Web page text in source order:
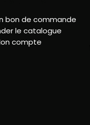
bon de commande
le catalogue
compte